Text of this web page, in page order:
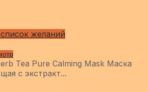
желаний
Tea Pure Calming Mask Маска
с экстракт...